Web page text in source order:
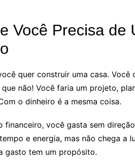
Você Precisa de
quer construir uma casa.
não! Você faria um projeto,
o dinheiro é a mesma coisa.
financeiro, você gasta sem
e energia, mas não chega a
gasto tem um propósito.